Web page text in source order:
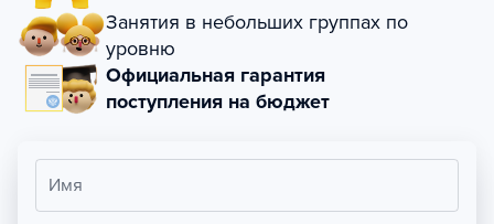
Занятия в небольших группах по
уровню
Официальная гарантия
поступления на бюджет
Имя